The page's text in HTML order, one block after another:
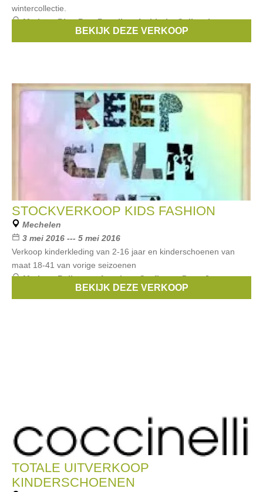
wintercollectie.
Merken:Blue Bay,Banaline,Ambiorix,Gallucci,
BEKIJK DEZE VERKOOP
STOCKVERKOOP KIDS FASHION
Mechelen
3 mei 2016 --- 5 mei 2016
Verkoop kinderkleding van 2-16 jaar en kinderschoenen van
maat 18-41 van vorige seizoenen
Merken:Bellerose,American Outfitters,Pepe Jeans,
Stones & Bones,Scotch & Soda , ...
BEKIJK DEZE VERKOOP
TOTALE UITVERKOOP
KINDERSCHOENEN